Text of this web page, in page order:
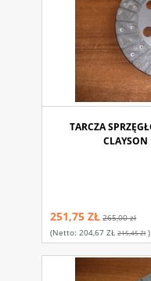
TARCZA
251,75 ZŁ 265,00 zł
(netto: 204,67 ZŁ 215,45 Zł)